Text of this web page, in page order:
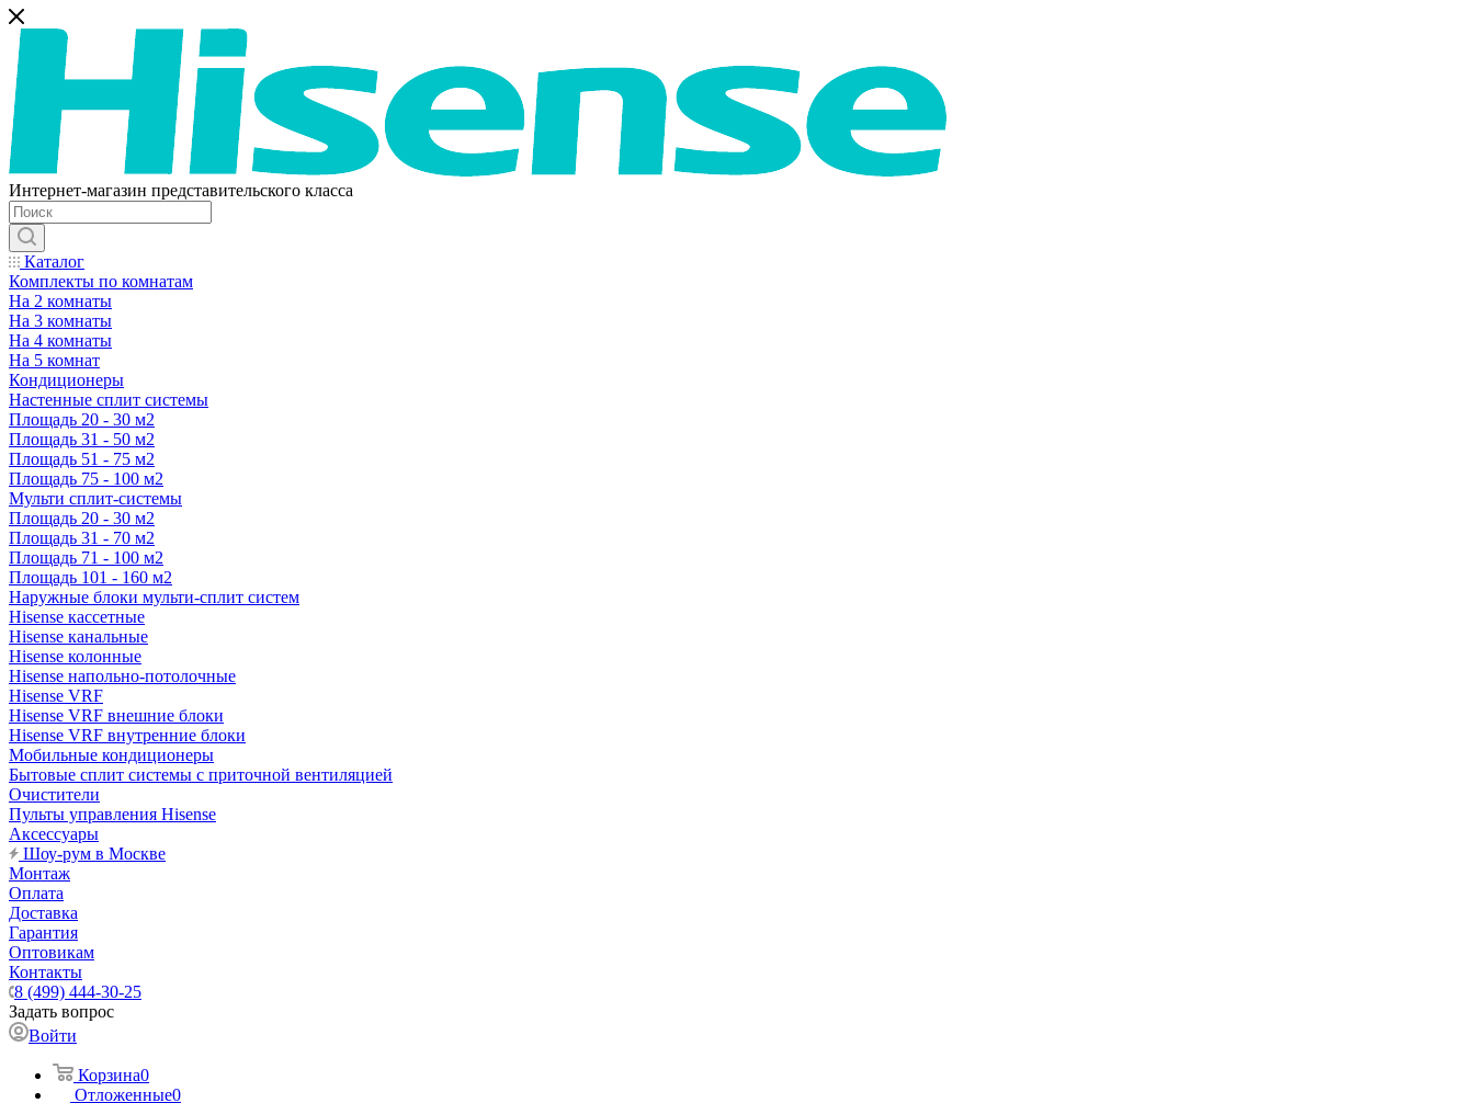
Интернет-магазин представительского класса
Каталог
Комплекты по комнатам
На 2 комнаты
На 3 комнаты
На 4 комнаты
На 5 комнат
Кондиционеры
Настенные сплит системы
Площадь 20 - 30 м2
Площадь 31 - 50 м2
Площадь 51 - 75 м2
Площадь 75 - 100 м2
Мульти сплит-системы
Площадь 20 - 30 м2
Площадь 31 - 70 м2
Площадь 71 - 100 м2
Площадь 101 - 160 м2
Наружные блоки мульти-сплит систем
Hisense кассетные
Hisense канальные
Hisense колонные
Hisense напольно-потолочные
Hisense VRF
Hisense VRF внешние блоки
Hisense VRF внутренние блоки
Мобильные кондиционеры
Бытовые сплит системы с приточной вентиляцией
Очистители
Пульты управления Hisense
Аксессуары
Шоу-рум в Москве
Монтаж
Оплата
Доставка
Гарантия
Оптовикам
Контакты
8 (499) 444-30-25
Задать вопрос
Войти
Корзина0
Отложенные0